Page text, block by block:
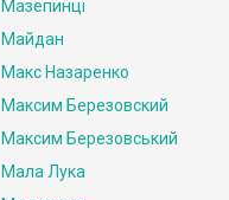
Мазепинці
Майдан
Макс Назаренко
Максим Березовский
Максим Березовський
Мала Лука